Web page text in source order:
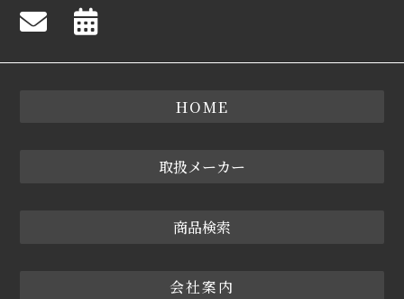
HOME
取扱メーカー
商品検索
会社案内